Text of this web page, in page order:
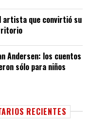
artista que convirtió su
Andersen: los cuentos
sólo para niños
RECIENTES